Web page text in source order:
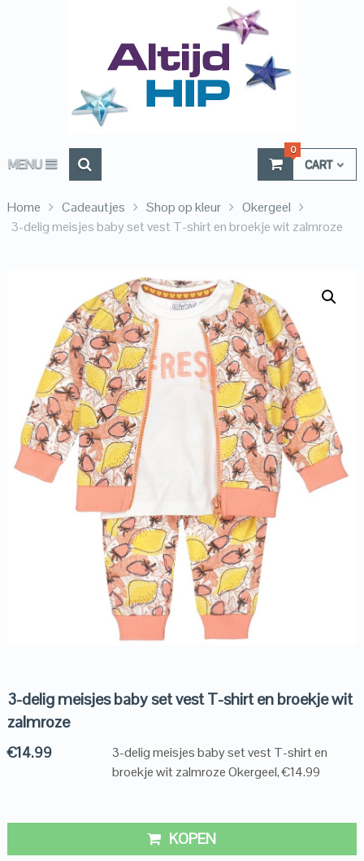
MENU CART
0
Home Cadeautjes Shop op kleur
Okergeel
3-delig meisjes baby set vest T-shirt en broekje wit zalmroze
3-delig meisjes baby set vest T-shirt en broekje wit
zalmroze
€14.99
3-delig meisjes baby set vest T-shirt en
broekje wit zalmroze Okergeel, €14.99
KOPEN